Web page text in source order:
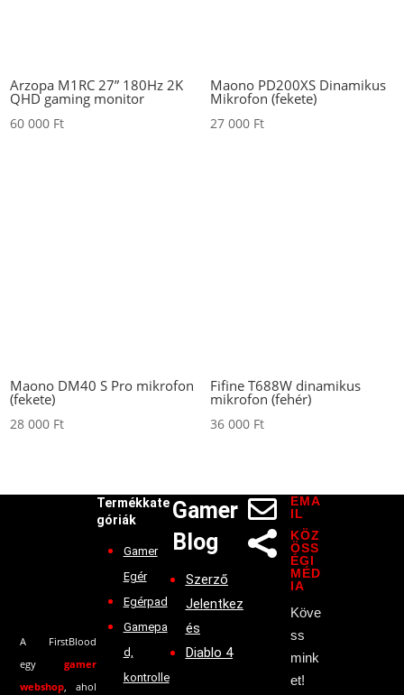
Arzopa M1RC 27” 180Hz 2K
QHD gaming monitor
60 000 Ft
Maono PD200XS Dinamikus
Mikrofon (fekete)
27 000 Ft
Maono DM40 S Pro mikrofon
(fekete)
28 000 Ft
Fifine T688W dinamikus
mikrofon (fehér)
36 000 Ft
A FirstBlood
egy gamer
webshop, ahol
Termékkate
góriák
Gamer
Egér
Egérpad
Gamepa
d,
kontrolle
Gamer
Blog
Szerző
Jelentkez
és
Diablo 4

EMA
IL

KÖZ
ÖSS
ÉGI
MÉD
IA
Köve
ss
mink
et!